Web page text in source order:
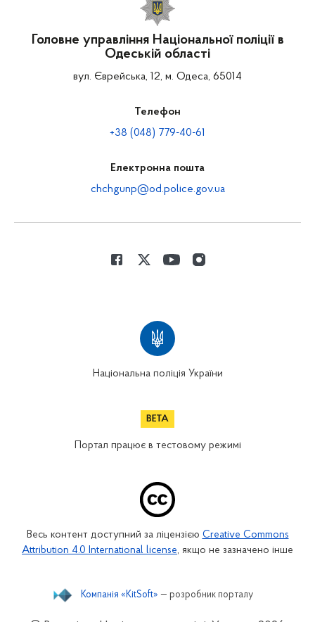
Головне управління Національної поліції в
Одеській області
вул. Єврейська, 12, м. Одеса, 65014
Телефон
+38 (048) 779-40-61
Електронна пошта
chchgunp@od.police.gov.ua
Національна поліція України
Портал працює в тестовому режимі
Весь контент доступний за ліцензією Creative Commons
Attribution 4.0 International license, якщо не зазначено інше
Компанія «KitSoft» — розробник порталу